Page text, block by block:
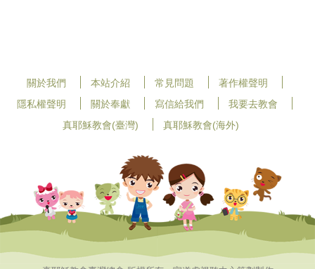
關於我們 本站介紹 常見問題
著作權聲明
隱私權聲明
關於奉獻 寫信給我們
我要去教會
真耶穌教會(臺灣)
真耶穌教會(海外)